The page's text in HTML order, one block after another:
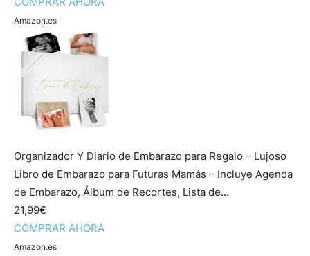
Amazon.es
Organizador Y Diario de Embarazo para Regalo – Lujoso
Libro de Embarazo para Futuras Mamás – Incluye Agenda
de Embarazo, Álbum de Recortes, Lista de...
21,99€
COMPRAR AHORA
Amazon.es